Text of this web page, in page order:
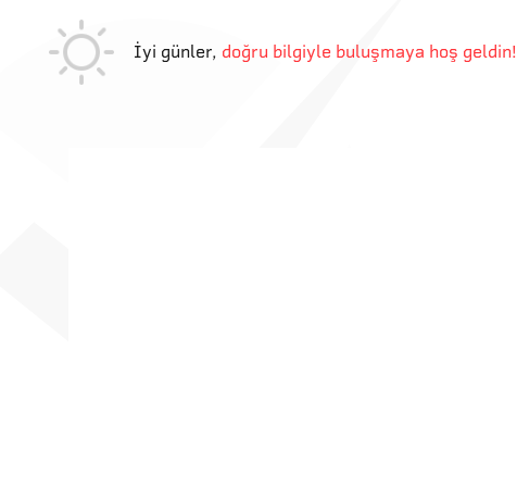
İyi günler, doğru bilgiyle buluşmaya hoş geldin!